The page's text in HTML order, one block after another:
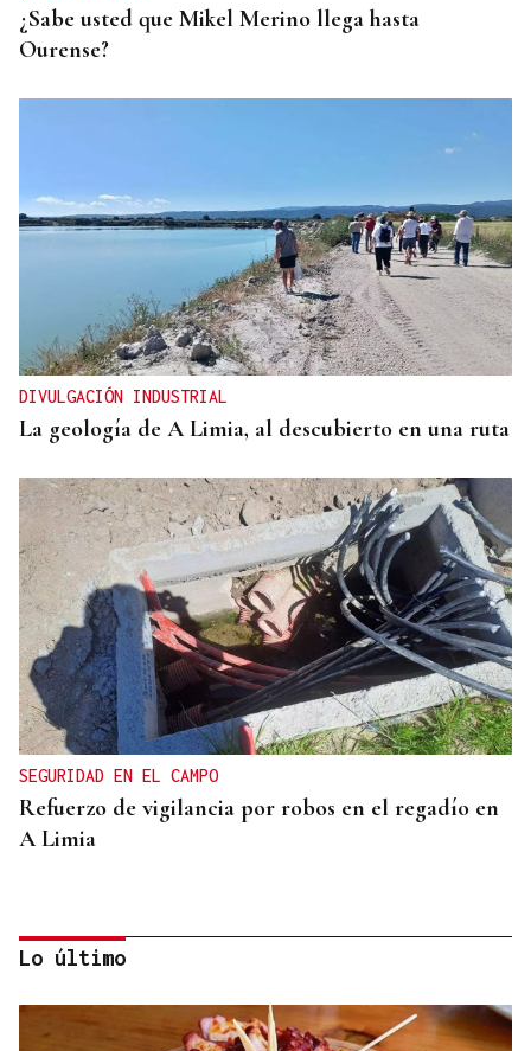
¿Sabe usted que Mikel Merino llega hasta
Ourense?
DIVULGACIÓN INDUSTRIAL
La geología de A Limia, al descubierto en una ruta
SEGURIDAD EN EL CAMPO
Refuerzo de vigilancia por robos en el regadío en
A Limia
Lo último